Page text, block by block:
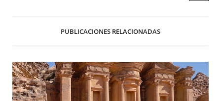
PUBLICACIONES RELACIONADAS